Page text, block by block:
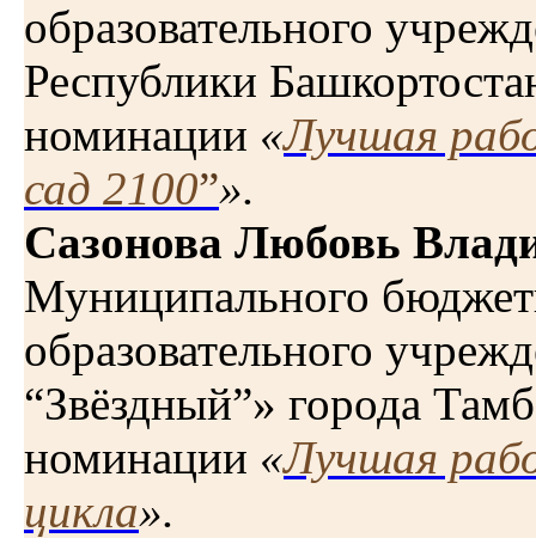
образовательного
Республики
номинации «Лучшая
сад 2100”».
Сазонова Любовь
Муниципального
образовательного
“Звёздный”» города
номинации «Лучшая
цикла».